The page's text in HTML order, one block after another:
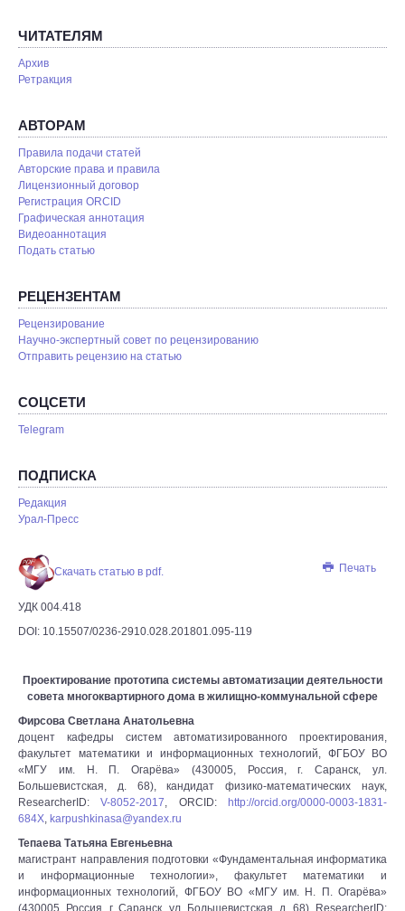
ЧИТАТЕЛЯМ
Архив
Ретракция
АВТОРАМ
Правила подачи статей
Авторские права и правила
Лицензионный договор
Регистрация ORCID
Графическая аннотация
Видеоаннотация
Подать статью
РЕЦЕНЗЕНТАМ
Рецензирование
Научно-экспертный совет по рецензированию
Отправить рецензию на статью
СОЦСЕТИ
Telegram
ПОДПИСКА
Редакция
Урал-Пресс
Печать
Скачать статью в pdf.
УДК 004.418
DOI: 10.15507/0236-2910.028.201801.095-119
Проектирование прототипа системы автоматизации деятельности
совета многоквартирного дома в жилищно-коммунальной сфере
Фирсова Светлана Анатольевна
доцент кафедры систем автоматизированного проектирования,
факультет математики и информационных технологий, ФГБОУ ВО
«МГУ им. Н. П. Огарёва» (430005, Россия, г. Саранск, ул.
Большевистская, д. 68), кандидат физико-математических наук,
ResearcherID:V-8052-2017, ORCID:
http://orcid.org/0000-0003-1831-
684X, karpushkinasa@yandex.ru
Тепаева Татьяна Евгеньевна
магистрант направления подготовки «Фундаментальная информатика
и информационные технологии», факультет математики и
информационных технологий, ФГБОУ ВО «МГУ им. Н. П. Огарёва»
(430005, Россия, г. Саранск, ул. Большевистская, д. 68), ResearcherID: